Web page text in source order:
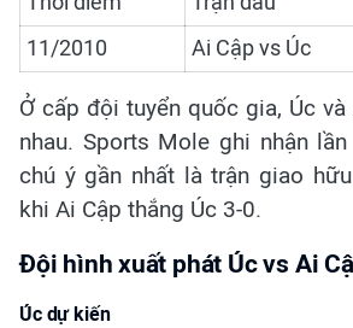
11/2010
Ai Cập vs Úc
Ở cấp đội tuyển quốc gia, Úc
nhau. Sports Mole ghi nhận
chú ý gần nhất là trận giao
khi Ai Cập thắng Úc 3-0.
Đội hình xuất phát Úc vs Ai
Úc dự kiến